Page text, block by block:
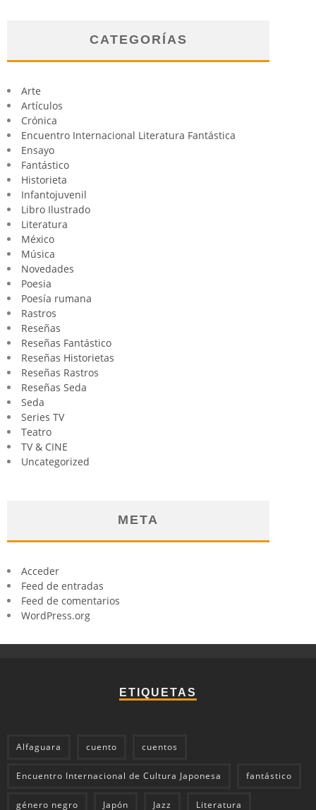
CATEGORÍAS
Arte
Artículos
Crónica
Encuentro Internacional Literatura Fantástica
Ensayo
Fantástico
Historieta
Infantojuvenil
Libro Ilustrado
Literatura
México
Música
Novedades
Poesia
Poesía rumana
Rastros
Reseñas
Reseñas Fantástico
Reseñas Historietas
Reseñas Rastros
Reseñas Seda
Seda
Series TV
Teatro
TV & CINE
Uncategorized
META
Acceder
Feed de entradas
Feed de comentarios
WordPress.org
ETIQUETAS
Alfaguara cuento cuentos
Encuentro Internacional de Cultura Japonesa fantástico
género negro Japón Jazz Literatura